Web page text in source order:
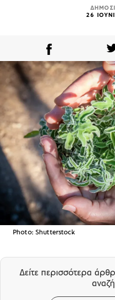
26
Photo: Shutterstock
Δείτε περισσότερα